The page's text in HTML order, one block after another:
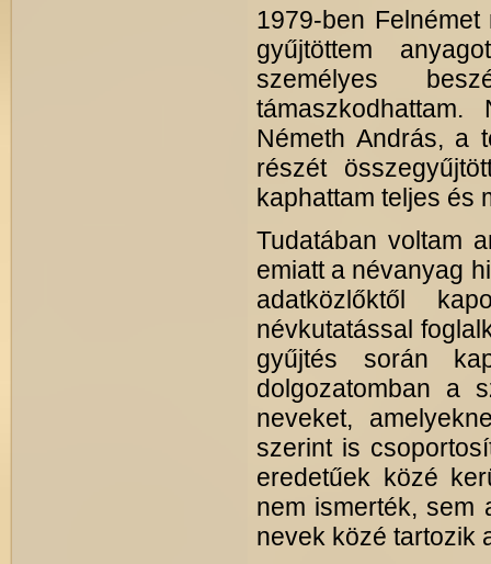
1979-ben
gyűjtöttem
személyes
Németh András, a
részét
kaphattam teljes és
Tudatában voltam
emiatt a névanyag
adatközlőktől
névkutatással
gyűjtés során
dolgozatomban a
neveket,
szerint is
eredetűek közé
nem ismerték, sem
nevek közé tartozik